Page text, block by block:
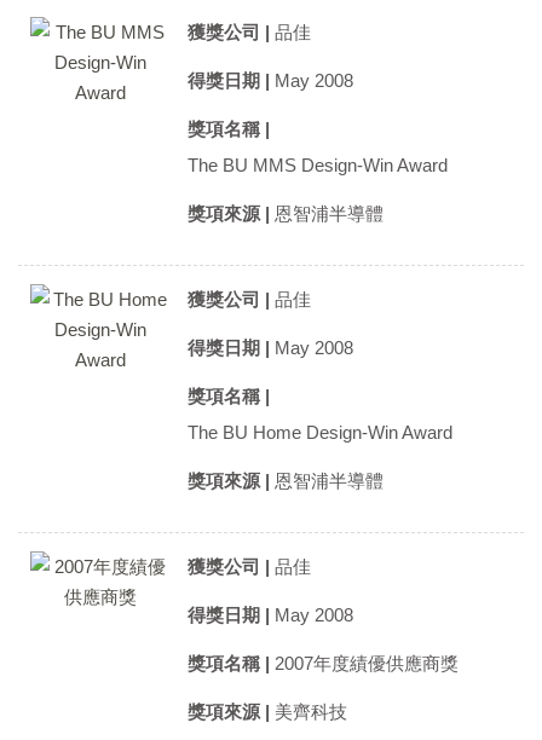
獲獎公司 | 品佳
得獎日期 | May 2008
獎項名稱 |
The BU MMS Design-Win Award
獎項來源 | 恩智浦半導體
獲獎公司 | 品佳
得獎日期 | May 2008
獎項名稱 |
The BU Home Design-Win Award
獎項來源 | 恩智浦半導體
獲獎公司 | 品佳
得獎日期 | May 2008
獎項名稱 | 2007年度績優供應商獎
獎項來源 | 美齊科技